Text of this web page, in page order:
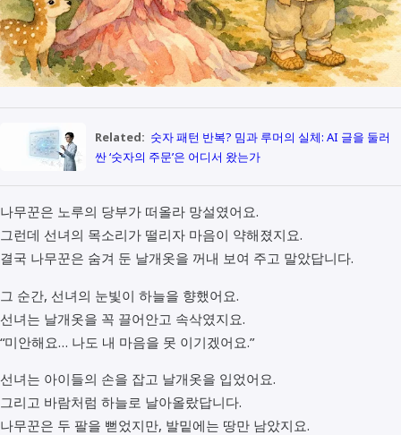
Related: 숫자 패턴 반복? 밈과 루머의 실체: AI 글을 둘러
싼 ‘숫자의 주문’은 어디서 왔는가
나무꾼은 노루의 당부가 떠올라 망설였어요.
그런데 선녀의 목소리가 떨리자 마음이 약해졌지요.
결국 나무꾼은 숨겨 둔 날개옷을 꺼내 보여 주고 말았답니다.
그 순간, 선녀의 눈빛이 하늘을 향했어요.
선녀는 날개옷을 꼭 끌어안고 속삭였지요.
“미안해요… 나도 내 마음을 못 이기겠어요.”
선녀는 아이들의 손을 잡고 날개옷을 입었어요.
그리고 바람처럼 하늘로 날아올랐답니다.
나무꾼은 두 팔을 뻗었지만, 발밑에는 땅만 남았지요.